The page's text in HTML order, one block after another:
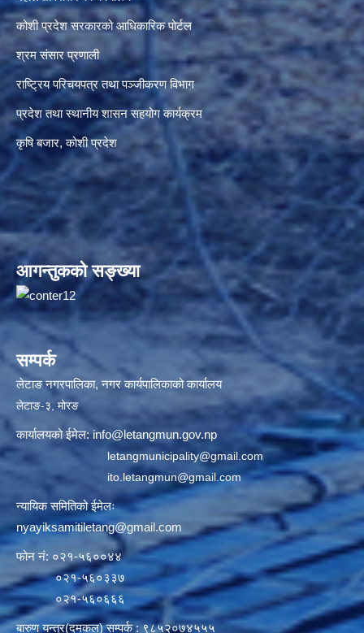
कोशी प्रदेश सरकारको आधिकारिक पोर्टल
श्रम संसार प्रणाली
राष्ट्रिय परिचयपत्र तथा पञ्जीकरण विभाग
प्रदेश तथा स्थानीय शासन सहयोग कार्यक्रम
कृषि बजार, कोशी प्रदेश
आगन्तुकको सङ्ख्या
सम्पर्क
लेटाङ नगरपालिका, नगर कार्यपालिकाको कार्यालय
लेटाङ-३, मोरङ
कार्यालयको ईमेल:info@letangmun.gov.np
letangmunicipality@gmail.com
ito.letangmun@gmail.com
न्यायिक समितिको ईमेलः
nyayiksamitiletang@gmail.com
फोन नं: ०२१-५६००४४
०२१-५६०३३७
०२१-५६०६६६
बारुण यन्त्र(दमकल) सम्पर्क : ९८५२०७४५५५